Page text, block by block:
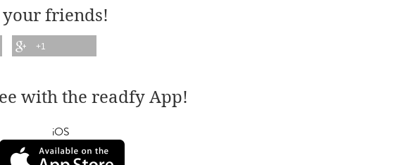
your friends!
+1
with the readfy App!
iOS